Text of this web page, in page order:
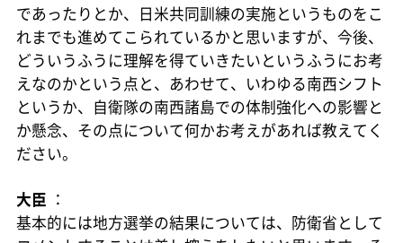
であったりとか、日米共同訓練の実施というものをこ
れまでも進めてこられているかと思いますが、今後、
どういうふうに理解を得ていきたいというふうにお考
えなのかという点と、あわせて、いわゆる南西シフト
というか、自衛隊の南西諸島での体制強化への影響と
か懸念、その点について何かお考えがあれば教えてく
ださい。
大臣 ：
基本的には地方選挙の結果については、防衛省として